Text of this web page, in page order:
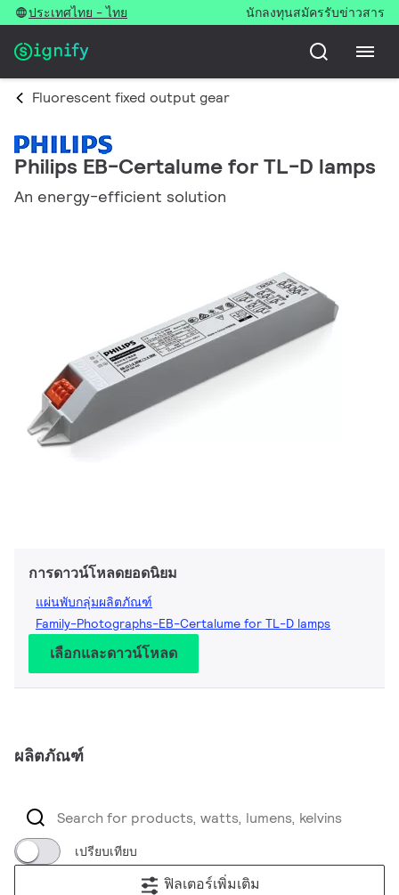
ประเทศไทย - ไทย นักลงทุนสมัครรับข่าวสาร
Fluorescent fixed output gear
Philips EB-Certalume for TL-D lamps
An energy-efficient solution
การดาวน์โหลดยอดนิยม
แผ่นพับกลุ่มผลิตภัณฑ์
Family-Photographs-EB-Certalume for TL-D lamps
เลือกและดาวน์โหลด
ผลิตภัณฑ์
เปรียบเทียบ
ฟิลเตอร์เพิ่มเติม